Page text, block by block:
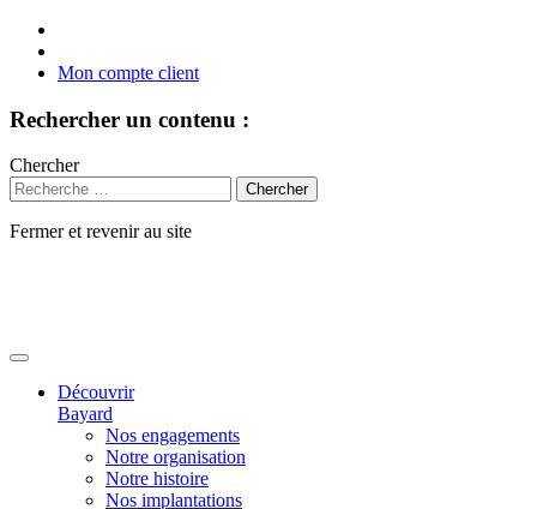
Mon compte client
Rechercher un contenu :
Chercher
Fermer et revenir au site
Découvrir
Bayard
Nos engagements
Notre organisation
Notre histoire
Nos implantations